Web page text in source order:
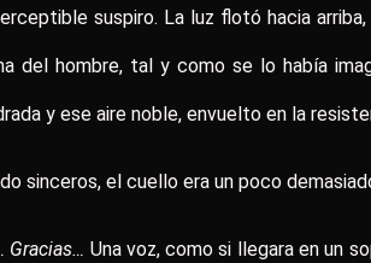
suspiro. La luz flotó hacia
del hombre, tal y como se lo había
y ese aire noble, envuelto en la
sinceros, el cuello era un poco
Gracias… Una voz, como si llegara en un